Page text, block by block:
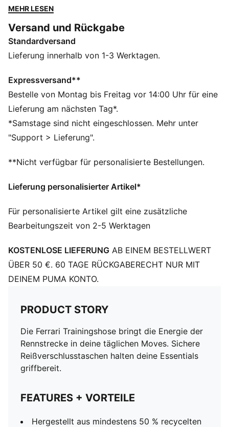
griffbereit.
Hergestellt aus mindestens 50 % recycelten
Materialien
DETAILS
Passform: Regulär
Länge: Regulär
Elastischer Bund
Hauptmaterial: French Terry
Gerippte Bündchen
Bundhöhe: Mittel
Scuderia Ferrari und PUMA Branding
Teenager zwischen 8 und 16 Jahren
MEHR LESEN
Versand und Rückgabe
Standardversand
Lieferung innerhalb von 1-3 Werktagen.
Expressversand**
Bestelle von Montag bis Freitag vor 14:00 Uhr für eine
Lieferung am nächsten Tag*.
*Samstage sind nicht eingeschlossen. Mehr unter
"Support > Lieferung".
**Nicht verfügbar für personalisierte Bestellungen.
Lieferung personalisierter Artikel*
Für personalisierte Artikel gilt eine zusätzliche
Bearbeitungszeit von 2-5 Werktagen
KOSTENLOSE LIEFERUNG AB EINEM BESTELLWERT
ÜBER 50 €. 60 TAGE RÜCKGABERECHT NUR MIT
DEINEM PUMA KONTO.
PRODUCT STORY
Die Ferrari Trainingshose bringt die Energie der
Rennstrecke in deine täglichen Moves. Sichere
Reißverschlusstaschen halten deine Essentials
griffbereit.
FEATURES + VORTEILE
Hergestellt aus mindestens 50 % recycelten